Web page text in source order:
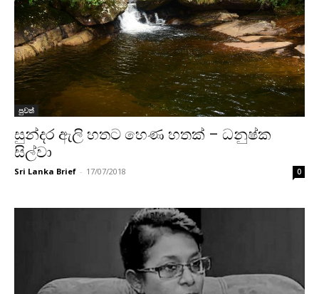
පුවත්
සුන්දර ඇලි හතට හෙණ හතක් – ධනුෂ්ක
සිල්වා
Sri Lanka Brief - 17/07/2018 0